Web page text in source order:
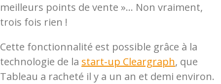
meilleurs points de vente »… Non vraiment,
trois fois rien !
Cette fonctionnalité est possible grâce à la
technologie de la start-up Cleargraph, que
Tableau a racheté il y a un an et demi environ.